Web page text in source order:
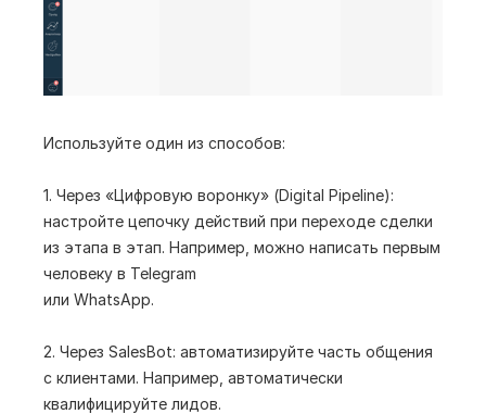
Используйте один из способов:
1. Через «Цифровую воронку» (Digital Pipeline):
настройте цепочку действий при переходе сделки
из этапа в этап. Например, можно написать первым
человеку в Telegram
или WhatsApp.
2. Через SalesBot: автоматизируйте часть общения
с клиентами. Например, автоматически
квалифицируйте лидов.